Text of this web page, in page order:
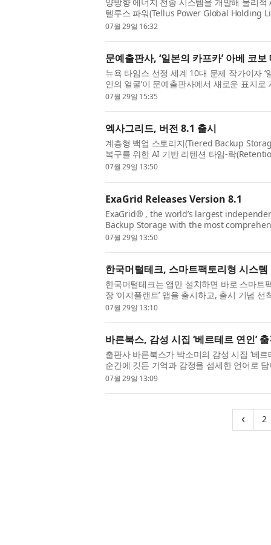
양방향 에너지 전송 시스템을 개발해 물리
텔루스 파워(Tellus Power Global Holding
컬·Vertical) 인공지능(AI) 모델인 ‘Tellus
07월 29일 16:32
문예출판사, ‘일본의 카프카’ 아베 코
뉴욕 타임스 선정 세계 10대 문제 작가이자 ‘
인의 얼굴’이 문예출판사에서 새로운 표지
안겨준 ‘실종 삼부작(모래의 여자, 타인의 얼
07월 29일 15:35
엑사그리드, 버전 8.1 출시
계층형 백업 스토리지(Tiered Backup
복구를 위한 AI 기반 리텐션 타임-락
토리지 공급업체인 엑사그리드®(ExaGrid®)
07월 29일 13:50
ExaGrid Releases Version 8.1
ExaGrid® , the world’s largest
Backup Storage with the most
Time-Lock for Ransomware Recovery,
07월 29일 13:50
한국머털테크, 스마트팩토리형 시스
한국머털테크는 앱만 설치하면 바로 스마트
장 ‘이지플랜트’ 앱을 출시하고, 출시 기념
혔다. 고객은 PC나 로컬 네트워크 같은 장비
07월 29일 13:10
바른북스, 감성 시집 ‘베르테르 연인’
출판사 바른북스가 박소미의 감성 시집 ‘베르
순간에 깃든 기억과 감정을 섬세한 언어로
렘이 있고 이별에는 오래 남는 그리움이 있
07월 29일 13:09
‹ 2